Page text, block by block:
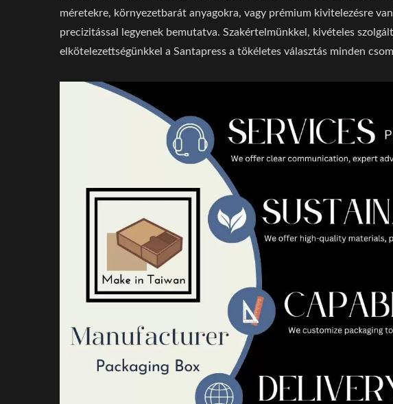
méretekre, környezetbarát anyagokra, vagy prémium kivitelezésre
precizitással legyenek bemutatva. Szakértelmünkkel, kivételes
elkötelezettségünkkel a Santapress a tökéletes választás minden
Kézi PP Mappa